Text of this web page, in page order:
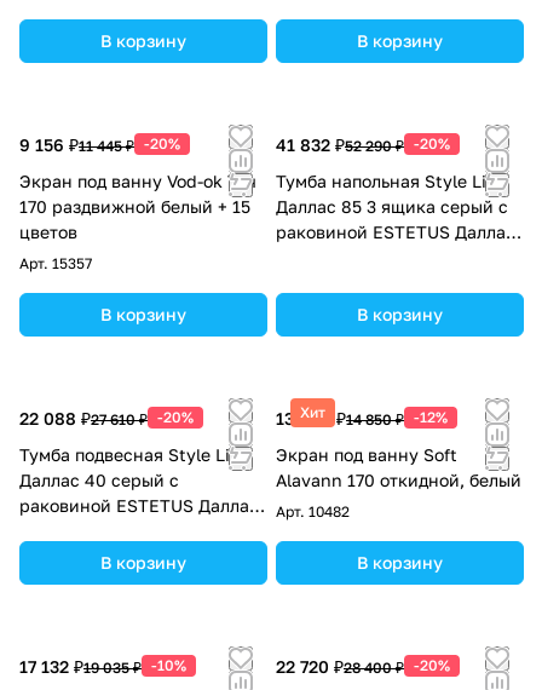
В корзину
В корзину
9 156 ₽11 445 ₽ -20%
Экран под ванну Vod-ok Тач
170 раздвижной белый + 15
цветов
Арт. 15357
В корзину
41 832 ₽52 290 ₽ -20%
Тумба напольная Style Line
Даллас 85 3 ящика серый с
раковиной ESTETUS Даллас
В корзину
22 088 ₽27 610 ₽ -20%
Тумба подвесная Style Line
Даллас 40 серый с
раковиной ESTETUS Даллас
В корзину
Хит
13 068 ₽14 850 ₽ -12%
Экран под ванну Soft
Alavann 170 откидной, белый
Арт. 10482
В корзину
17 132 ₽19 035 ₽ -10% 22 720 ₽28 400 ₽ -20%